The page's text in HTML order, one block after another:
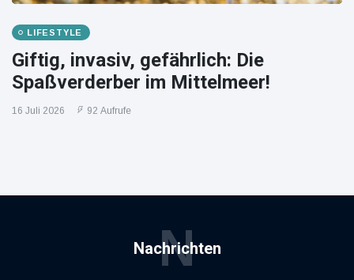
LIFESTYLE
Giftig, invasiv, gefährlich: Die
Spaßverderber im Mittelmeer!
16 Juli 2026 92 Aufrufe
Nachrichten
N